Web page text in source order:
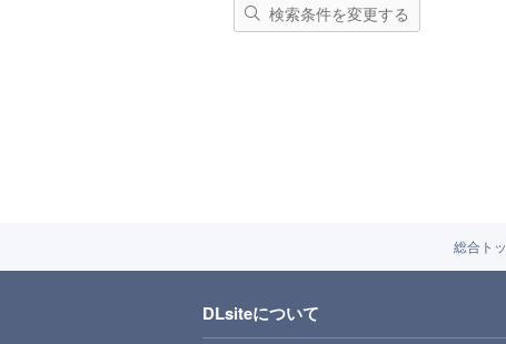
検索条件を変更する
総合ト
DLsiteについて